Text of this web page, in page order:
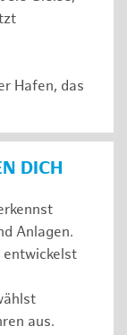
Hafen, das
DICH
Anlagen.
entwickelst
aus.